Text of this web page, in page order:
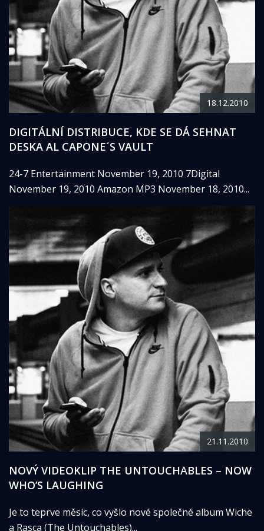
18.12.2010
DIGITÁLNÍ DISTRIBUCE, KDE SE DÁ SEHNAT
DESKA AL CAPONE´S VAULT
24-7 Entertainment November 19, 2010 7Digital
November 19, 2010 Amazon MP3 November 18, 2010...
21.11.2010
NOVÝ VIDEOKLIP THE UNTOUCHABLES – NOW
WHO’S LAUGHING
Je to teprve měsíc, co vyšlo nové společné album Wiche
a Rasca (The Untouchables)...